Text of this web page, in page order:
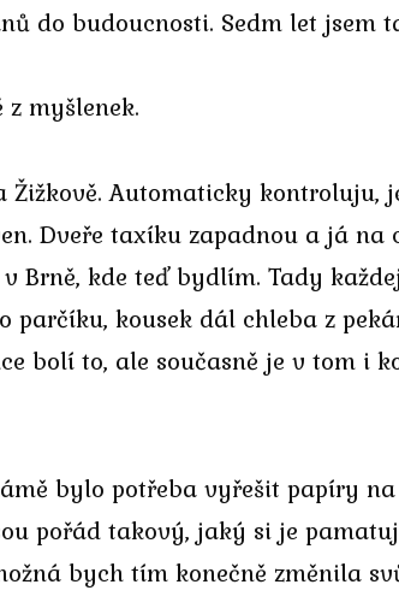
do budoucnosti. Sedm let jsem
myšlenek.
Automaticky kontroluju,
Dveře taxíku zapadnou a já
Brně, kde teď bydlím. Tady
kousek dál chleba z
bolí to, ale současně je v tom i
bylo potřeba vyřešit papíry
pořád takový, jaký si je
bych tím konečně změnila